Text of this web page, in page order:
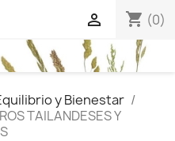
shopping_cart (0)

y Bienestar
TAILANDESES Y